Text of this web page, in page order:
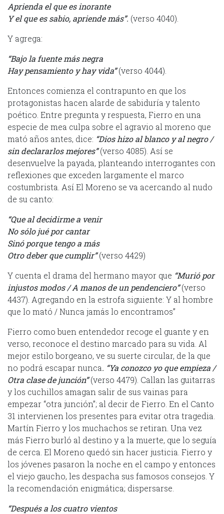
Aprienda el que es inorante
Y el que es sabio, apriende más”. (verso 4040).
Y agrega:
“Bajo la fuente más negra
Hay pensamiento y hay vida”(verso 4044).
Entonces comienza el contrapunto en que los
protagonistas hacen alarde de sabiduría y talento
poético. Entre pregunta y respuesta, Fierro en una
especie de mea culpa sobre el agravio al moreno que
mató años antes, dice: “Dios hizo al blanco y al negro /
sin declararlos mejores”(verso 4085). Así se
desenvuelve la payada, planteando interrogantes con
reflexiones que exceden largamente el marco
costumbrista. Así El Moreno se va acercando al nudo
de su canto:
“Que al decidirme a venir
No sólo jué por cantar
Sinó porque tengo a más
Otro deber que cumplir”(verso 4429)
Y cuenta el drama del hermano mayor que “Murió por
injustos modos / A manos de un pendenciero”(verso
4437). Agregando en la estrofa siguiente: Y al hombre
que lo mató / Nunca jamás lo encontramos”
Fierro como buen entendedor recoge el guante y en
verso, reconoce el destino marcado para su vida. Al
mejor estilo borgeano, ve su suerte circular, de la que
no podrá escapar nunca. “Ya conozco yo que empieza /
Otra clase de junción”(verso 4479). Callan las guitarras
y los cuchillos amagan salir de sus vainas para
empezar “otra junción”; al decir de Fierro. En el Canto
31 intervienen los presentes para evitar otra tragedia.
Martín Fierro y los muchachos se retiran. Una vez
más Fierro burló al destino y a la muerte, que lo seguía
de cerca. El Moreno quedó sin hacer justicia. Fierro y
los jóvenes pasaron la noche en el campo y entonces
el viejo gaucho, les despacha sus famosos consejos. Y
la recomendación enigmática; dispersarse.
“Después a los cuatro vientos